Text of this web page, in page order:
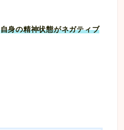
自身の精神状態がネガティブ